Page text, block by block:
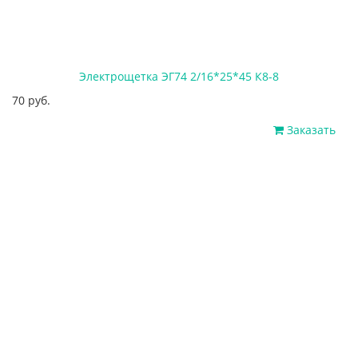
Электрощетка ЭГ74 2/16*25*45 К8-8
70 руб.
Заказать